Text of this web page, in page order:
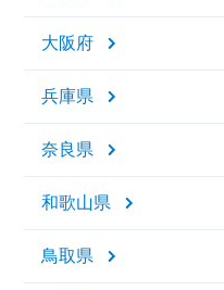
大阪府
兵庫県
奈良県
和歌山県
鳥取県